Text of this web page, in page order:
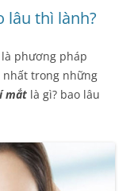
lâu thì lành?
phương pháp
nhất trong những
mắt là gì? bao lâu